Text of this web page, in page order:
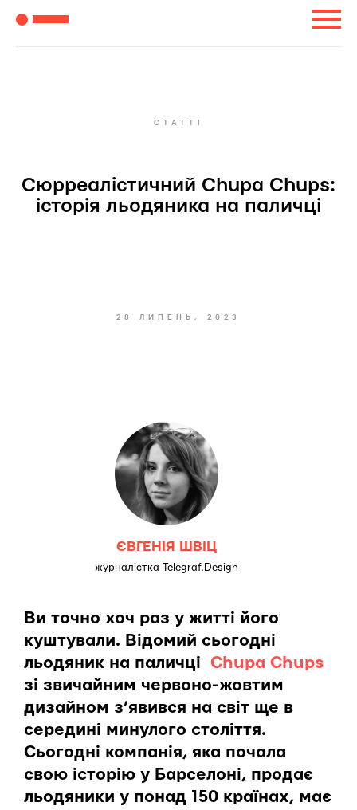
СТАТТІ
Сюрреалістичний Chupa Chups:
історія льодяника на паличці
28 ЛИПЕНЬ, 2023
ЄВГЕНІЯ ШВІЦ
журналістка Telegraf.Design
Ви точно хоч раз у житті його
куштували. Відомий сьогодні
льодяник на паличці Chupa Chups
зі звичайним червоно-жовтим
дизайном з’явився на світ ще в
середині минулого століття.
Сьогодні компанія, яка почала
свою історію у Барселоні, продає
льодяники у понад 150 країнах, має